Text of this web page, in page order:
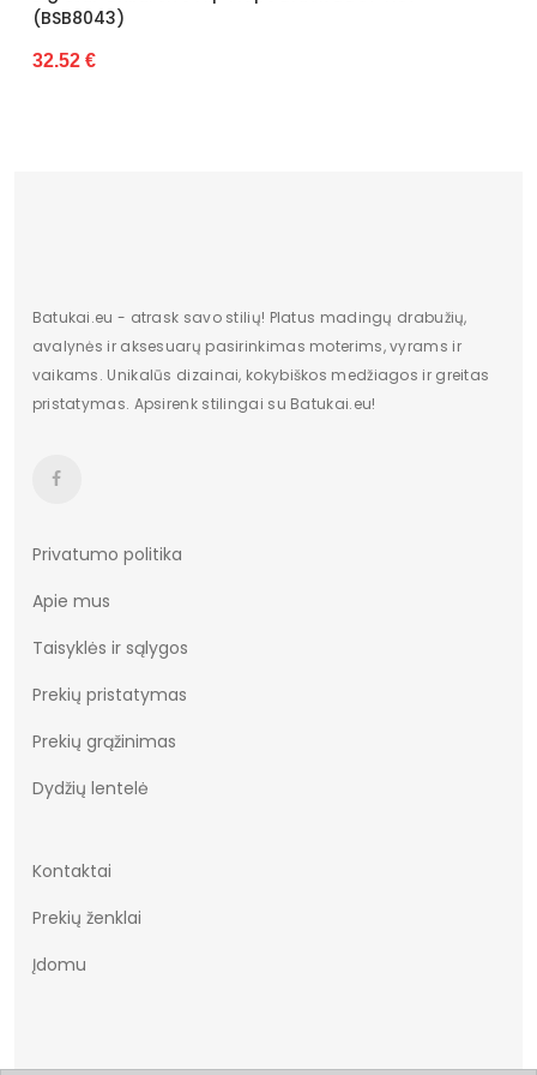
gramais
€
Batukai.eu - atrask savo stilių! Platus madingų drabužių,
avalynės ir aksesuarų pasirinkimas moterims, vyrams ir
vaikams. Unikalūs dizainai, kokybiškos medžiagos ir greitas
pristatymas. Apsirenk stilingai su Batukai.eu!
Privatumo politika
Apie mus
Taisyklės ir sąlygos
Prekių pristatymas
Prekių grąžinimas
Dydžių lentelė
Kontaktai
Prekių ženklai
Įdomu